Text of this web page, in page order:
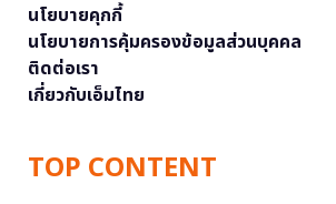
นโยบายคุกกี้
นโยบายการคุ้มครองข้อมูลส่วนบุคคล
ติดต่อเรา
เกี่ยวกับเอ็มไทย
TOP CONTENT